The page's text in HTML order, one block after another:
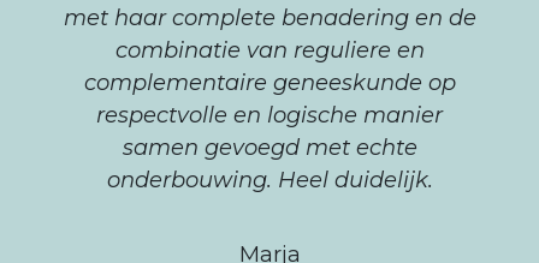
met haar complete benadering en de
combinatie van reguliere en
complementaire geneeskunde op
respectvolle en logische manier
samen gevoegd met echte
onderbouwing. Heel duidelijk.
Marja